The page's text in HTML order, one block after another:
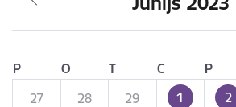
P O T C P
27
28 29 1 2